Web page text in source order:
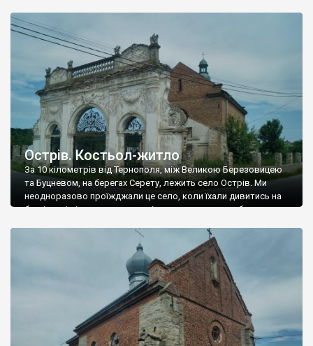
Пальчинці на два села. На жаль, лівобережні Пальчинці
стоять пусткою і там немає жодного мешканця. Декілька […]
Острів. Костьол-житло
За 10 кілометрів від Тернополя, між Великою Березовицею
та Буцневом, на берегах Серету, лежить село Острів. Ми
неодноразово проїжджали це село, коли їхали дивитись на
буцнівські віадук та костьол, і якось нас дорога обводила
згадали, що і в цьому селі є на що подивитись, і під₴їхали […]